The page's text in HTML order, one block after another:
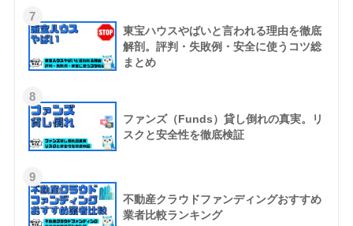
7
東宝ハウスやばいと言われる理由を徹底
解剖。評判・失敗例・安全に使うコツ総
まとめ
8
ファンズ（Funds）貸し倒れの真実。リ
スクと安全性を徹底検証
9
不動産クラウドファンディングおすすめ
業者比較ランキング